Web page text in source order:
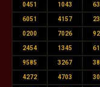
0451 1043
6051 4157
0200 7026
2454 1345
9585 3267
4272 4703